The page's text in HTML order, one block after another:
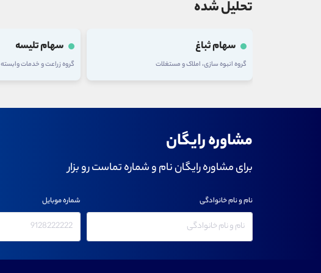
تحلیل شده
سهام ثباغ
گروه انبوه سازی، املاک و مستغلات
سهام تلیسه
گروه زراعت و خدمات وابسته
مشاوره رایگان
برای مشاوره رایگان نام و شماره تماست رو بزار
نام و نام خانوادگی شماره موبایل